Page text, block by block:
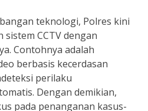
teknologi, Polres kini
CCTV dengan
Contohnya adalah
berbasis kecerdasan
perilaku
Dengan demikian,
pada penanganan kasus-